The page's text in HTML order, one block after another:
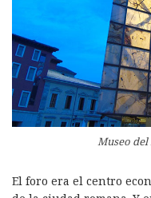
Museo del
El foro era el centro